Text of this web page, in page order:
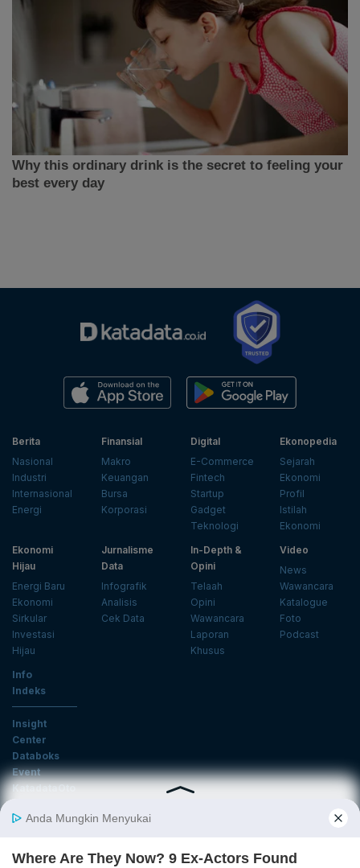
Berita
Nasional
Industri
Internasional
Energi
Finansial
Makro
Keuangan
Bursa
Korporasi
Digital
E-Commerce
Fintech
Startup
Gadget
Teknologi
Ekonopedia
Sejarah
Ekonomi
Profil
Istilah
Ekonomi
Ekonomi
Hijau
Energi Baru
Ekonomi
Sirkular
Investasi
Hijau
Jurnalisme
Data
Infografik
Analisis
Cek Data
In-Depth &
Opini
Telaah
Opini
Wawancara
Laporan
Khusus
Video
News
Wawancara
Katalogue
Foto
Podcast
Info
Indeks
Insight
Center
Databoks
Event
KatadataOto
Email